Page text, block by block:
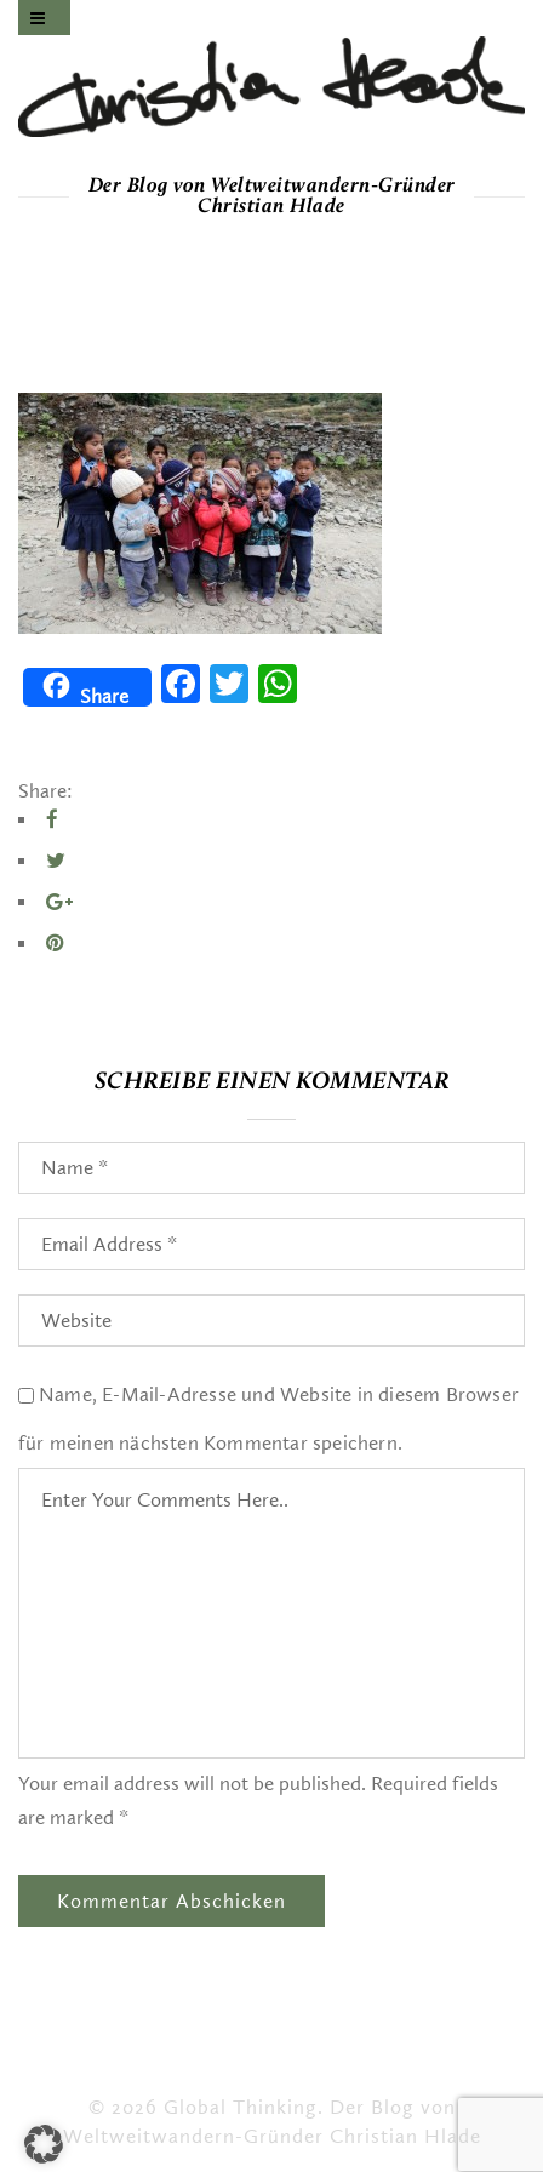
Der Blog von Weltweitwandern-Gründer
Christian Hlade
Share
FacebookTwitter
Share:
SCHREIBE EINEN KOMMENTAR
Name, E-Mail-Adresse und Website in diesem Browser
für meinen nächsten Kommentar speichern.
Your email address will not be published. Required fields
are marked *
© 2026 Global Thinking. Der Blog von
Weltweitwandern-Gründer Christian Hlade